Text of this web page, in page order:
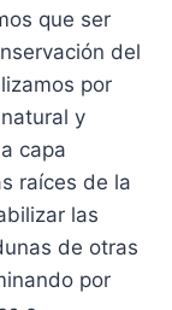
que ser
del
por
y
capa
raíces de la
las
de otras
por